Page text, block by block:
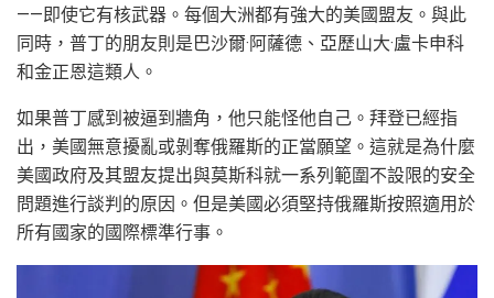
——即使它有核武器。每個大洲都有強大的美國盟友。與此
同時，普丁的朋友則是巴沙爾·阿薩德、亞歷山大·盧卡申科
和金正恩這類人。
如果普丁感到被逼到牆角，他只能怪他自己。拜登已經指
出，美國無意擾亂或剝奪俄羅斯的正當願望。這就是為什麼
美國政府及其盟友提出與莫斯科就一系列範圍不設限的安全
問題進行談判的原因。但是美國必須堅持俄羅斯按照適用於
所有國家的國際標準行事。